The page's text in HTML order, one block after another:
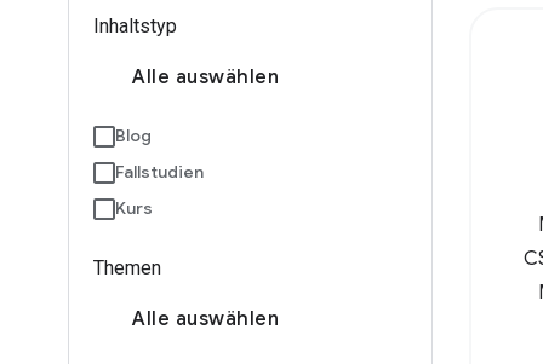
Inhaltstyp
Alle auswählen
Blog
Fallstudien
Kurs
Themen
Alle auswählen